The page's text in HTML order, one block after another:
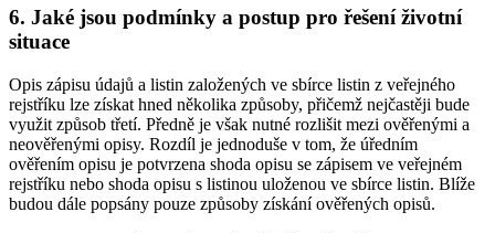
6. Jaké jsou podmínky a postup pro řešení životní
situace
Opis zápisu údajů a listin založených ve sbírce listin z veřejného
rejstříku lze získat hned několika způsoby, přičemž nejčastěji bude
využit způsob třetí. Předně je však nutné rozlišit mezi ověřenými a
neověřenými opisy. Rozdíl je jednoduše v tom, že úředním
ověřením opisu je potvrzena shoda opisu se zápisem ve veřejném
rejstříku nebo shoda opisu s listinou uloženou ve sbírce listin. Blíže
budou dále popsány pouze způsoby získání ověřených opisů.